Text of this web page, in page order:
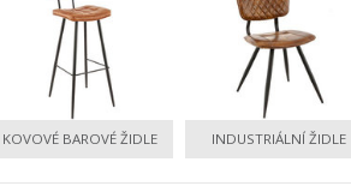
KOVOVÉ BAROVÉ ŽIDLE INDUSTRIÁLNÍ ŽIDLE